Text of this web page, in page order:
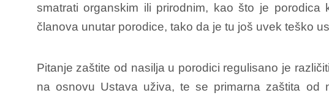
smatrati organskim ili prirodnim, kao što je
članova unutar porodice, tako da je tu još uvek teško
Pitanje zaštite od nasilja u porodici regulisano je
na osnovu Ustava uživa, te se primarna zaštita od